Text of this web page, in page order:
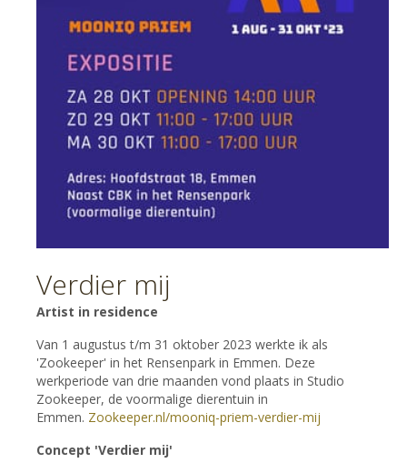
Verdier mij
​​Artist in residence
Van 1 augustus t/m 31 oktober 2023 werkte ik als
'Zookeeper' in het Rensenpark in Emmen. Deze
werkperiode van drie maanden vond plaats in Studio
Zookeeper, de voormalige dierentuin in
Emmen. Zookeeper.nl/mooniq-priem-verdier-mij
Concept 'Verdier mij'